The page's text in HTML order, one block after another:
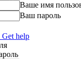
Ваше имя
Ваш пароль
Get help